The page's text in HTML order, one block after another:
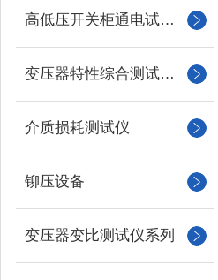
高低压开关柜通电试验台
变压器特性综合测试台系列
介质损耗测试仪
铆压设备
变压器变比测试仪系列